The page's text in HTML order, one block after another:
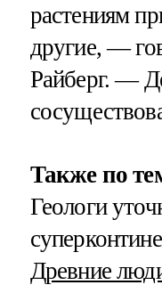
растениям
другие, —
Райберг. —
Также по
Геологи
Древние